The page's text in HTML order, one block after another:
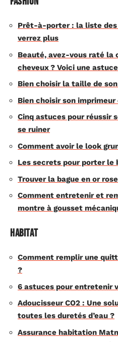
Prêt-à-porter : la liste des
verrez plus
Beauté, avez-vous raté la
cheveux ? Voici une
Bien choisir la taille de
Bien choisir son
Cinq astuces pour réussir
se ruiner
Comment avoir le look
Les secrets pour porter
Trouver la bague en or
Comment entretenir et
montre à gousset
Habitat
Comment remplir une
?
6 astuces pour entretenir
Adoucisseur CO2 : Une
toutes les duretés d’eau ?
Assurance habitation